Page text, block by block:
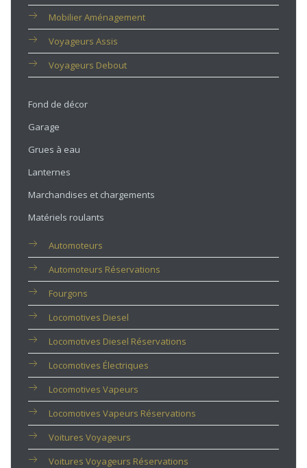
Mobilier Aménagement
Voyageurs Assis
Voyageurs Debout
Fond de décor
Garage
Grues à eau
Lanternes
Marchandises et chargements
Matériels roulants
Automoteurs
Automoteurs Réservations
Fourgons
Locomotives Diesel
Locomotives Diesel Réservations
Locomotives Électriques
Locomotives Vapeurs
Locomotives Vapeurs Réservations
Voitures Voyageurs
Voitures Voyageurs Réservations